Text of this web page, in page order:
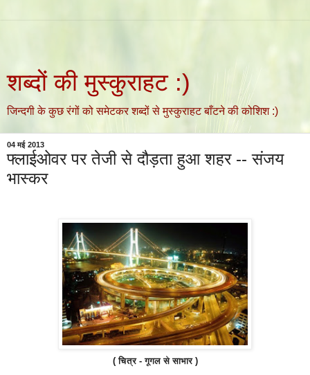
शब्दों की मुस्कुराहट :)
जिन्दगी के कुछ रंगों को समेटकर शब्दों से मुस्कुराहट बाँटने की कोशिश :)
04 मई 2013
फ्लाईओवर पर तेजी से दौड़ता हुआ शहर -- संजय
भास्कर
( चित्र - गूगल से साभार )